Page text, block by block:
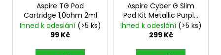
Aspire TG Pod
Cartridge 1,0ohm 2ml
Ihned k odeslání (>5 ks)
99 Kč
Aspire Cyber G Slim
Pod Kit Metallic Purple
RedElektronická
cigareta
Ihned k odeslání (>5 ks)
299 Kč